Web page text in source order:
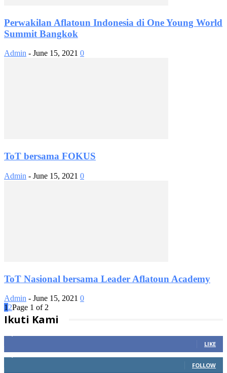
Perwakilan Aflatoun Indonesia di One Young World
Summit Bangkok
Admin - June 15, 2021 0
ToT bersama FOKUS
Admin - June 15, 2021 0
ToT Nasional bersama Leader Aflatoun Academy
Admin - June 15, 2021 0
1 2Page 1 of 2
Ikuti Kami
LIKE
FOLLOW